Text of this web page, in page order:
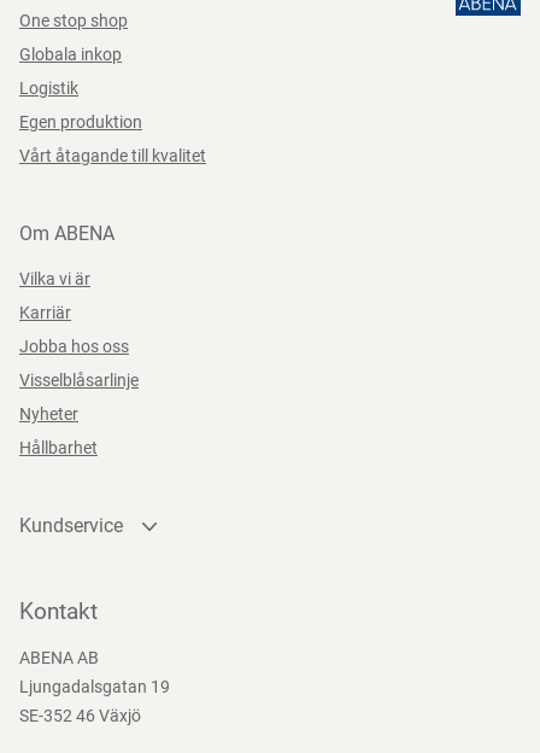
One stop shop
Globala inkop
Logistik
Egen produktion
Vårt åtagande till kvalitet
Om ABENA
Vilka vi är
Karriär
Jobba hos oss
Visselblåsarlinje
Nyheter
Hållbarhet
Kundservice
Bli kund
Nedladdningar
Kontakt
ABENA AB
Ljungadalsgatan 19
SE-352 46 Växjö